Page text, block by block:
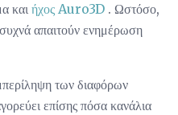
και ήχος Auro3D . Ωστόσο,
απαιτούν ενημέρωση
των διαφόρων
επίσης πόσα κανάλια